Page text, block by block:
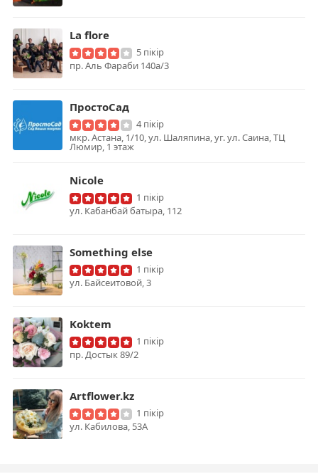
La flore
5 пікір
пр. Аль Фараби 140а/3
ПростоСад
4 пікір
мкр. Астана, 1/10, ул. Шаляпина, уг. ул. Саина, ТЦ
Люмир, 1 этаж
Nicole
1 пікір
ул. Кабанбай батыра, 112
Something else
1 пікір
ул. Байсеитовой, 3
Koktem
1 пікір
пр. Достык 89/2
Artflower.kz
1 пікір
ул. Кабилова, 53А